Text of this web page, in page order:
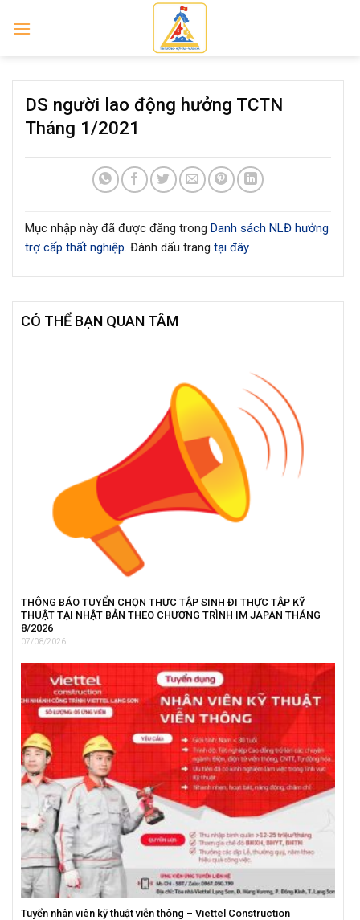
DS người lao động hưởng TCTN
Tháng 1/2021
Mục nhập này đã được đăng trong Danh sách NLĐ hưởng
trợ cấp thất nghiệp. Đánh dấu trang tại đây.
CÓ THỂ BẠN QUAN TÂM
THÔNG BÁO TUYỂN CHỌN THỰC TẬP SINH ĐI THỰC TẬP KỸ
THUẬT TẠI NHẬT BẢN THEO CHƯƠNG TRÌNH IM JAPAN THÁNG
8/2026
07/08/2026
Tuyển nhân viên kỹ thuật viễn thông – Viettel Construction